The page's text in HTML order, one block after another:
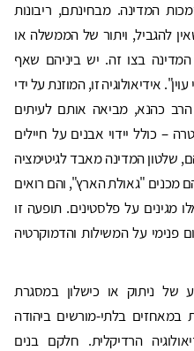
המדינה. מבחינתם, ריבונות
להגביל, ויתור של הממשלה או
בצו זה. יש ביניהם שאף
אידיאולוגיה זו, המוזנת על ידי
הרב כהנא, מביאה אותם לעיתים
כולל יידוי אבנים על חיילים
שלטון המדינה מאבד לגיטימציה
מכנים "גאולת הארץ", והם רואים
מגינים על פלסטינים. תופעה זו
פנימי על המשילות והדמוקרטיה
של ניתוק או כישלון במסגרת
במאחזים בלתי-מורשים ביהודה
הרדיקלית. חלקם בנים